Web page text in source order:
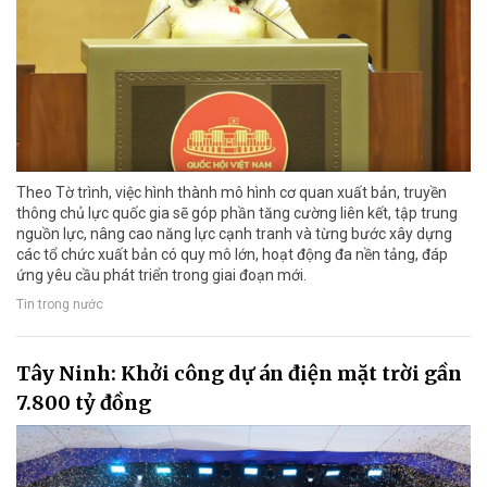
Theo Tờ trình, việc hình thành mô hình cơ quan xuất bản, truyền
thông chủ lực quốc gia sẽ góp phần tăng cường liên kết, tập trung
nguồn lực, nâng cao năng lực cạnh tranh và từng bước xây dựng
các tổ chức xuất bản có quy mô lớn, hoạt động đa nền tảng, đáp
ứng yêu cầu phát triển trong giai đoạn mới.
Tin trong nước
Tây Ninh: Khởi công dự án điện mặt trời gần
7.800 tỷ đồng